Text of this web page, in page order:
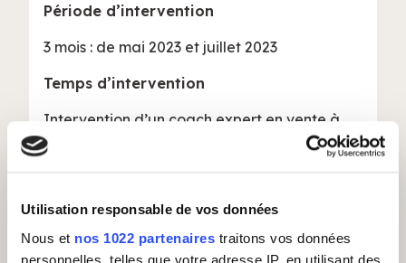
Utilisation responsable de vos données
Nous et nos 1022 partenaires traitons vos données
personnelles, telles que votre adresse IP, en utilisant des
Période d’intervention
3 mois : de mai 2023 et juillet 2023
Temps d’intervention
Intervention d’un coach expert en vente à
distance 2 jours par semaine.
Méthodologie
Animer en binôme avec la manager